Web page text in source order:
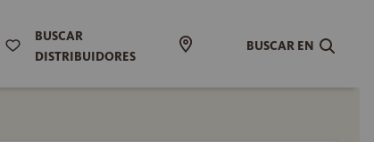
BUSCAR
DISTRIBUIDORES
BUSCAR EN